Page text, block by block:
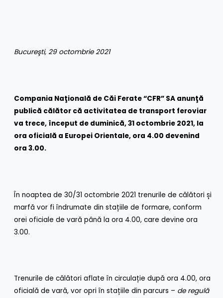
Bucureşti, 29 octombrie 2021
Compania Naţională de Căi Ferate “CFR” SA anunţă
publică călător că activitatea de transport feroviar
va trece, început de duminică, 31 octombrie 2021, la
ora oficială a Europei Orientale, ora 4.00 devenind
ora 3.00.
În noaptea de 30/31 octombrie 2021 trenurile de călători și
marfă vor fi îndrumate din stațiile de formare, conform
orei oficiale de vară până la ora 4.00, care devine ora
3.00.
Trenurile de călători aflate în circulație după ora 4.00, ora
oficială de vară, vor opri în stațiile din parcurs – de regulă